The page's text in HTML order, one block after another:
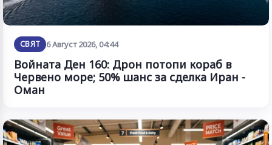
СВЯТ 6 Август 2026, 04:44
Войната Ден 160: Дрон потопи кораб в
Червено море; 50% шанс за сделка Иран -
Оман